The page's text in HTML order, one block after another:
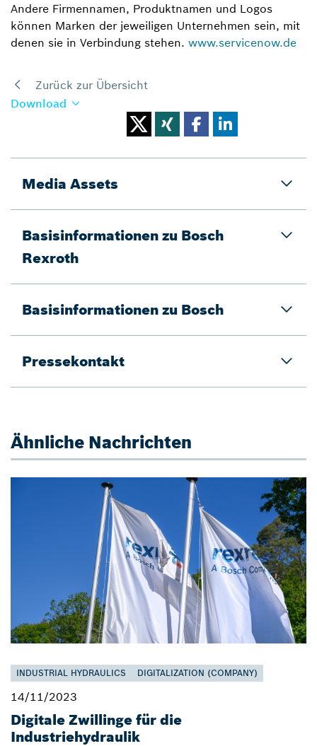
Andere Firmennamen, Produktnamen und Logos
können Marken der jeweiligen Unternehmen sein, mit
denen sie in Verbindung stehen. www.servicenow.de
Zurück zur Übersicht
Download
Media Assets
Basisinformationen zu Bosch
Rexroth
Basisinformationen zu Bosch
Pressekontakt
Ähnliche Nachrichten
INDUSTRIAL HYDRAULICS DIGITALIZATION (COMPANY)
14/11/2023
Digitale Zwillinge für die
Industriehydraulik